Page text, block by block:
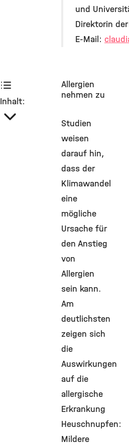
und
Direktorin
E-Mail:
Inhalt:
Allergien
nehmen zu
Studien
weisen
darauf hin,
dass der
Klimawandel
eine
mögliche
Ursache für
den Anstieg
von
Allergien
sein kann.
Am
deutlichsten
zeigen sich
die
Auswirkungen
auf die
allergische
Erkrankung
Heuschnupfen:
Mildere